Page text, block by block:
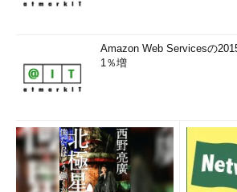
ビジネス開拓や関係強化に従事。米国ア
ド国際経営大学院（Thunderbird, School of
Management）にて経営学修士号（MBA）
Amazon Web Servicesの
1％増